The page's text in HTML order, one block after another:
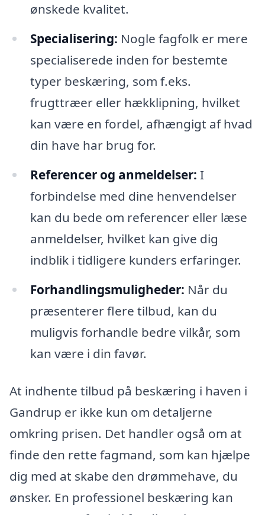
ønskede kvalitet.
Specialisering: Nogle fagfolk er mere
specialiserede inden for bestemte
typer beskæring, som f.eks.
frugttræer eller hækklipning, hvilket
kan være en fordel, afhængigt af hvad
din have har brug for.
Referencer og anmeldelser: I
forbindelse med dine henvendelser
kan du bede om referencer eller læse
anmeldelser, hvilket kan give dig
indblik i tidligere kunders erfaringer.
Forhandlingsmuligheder: Når du
præsenterer flere tilbud, kan du
muligvis forhandle bedre vilkår, som
kan være i din favør.
At indhente tilbud på beskæring i haven i
Gandrup er ikke kun om detaljerne
omkring prisen. Det handler også om at
finde den rette fagmand, som kan hjælpe
dig med at skabe den drømmehave, du
ønsker. En professionel beskæring kan